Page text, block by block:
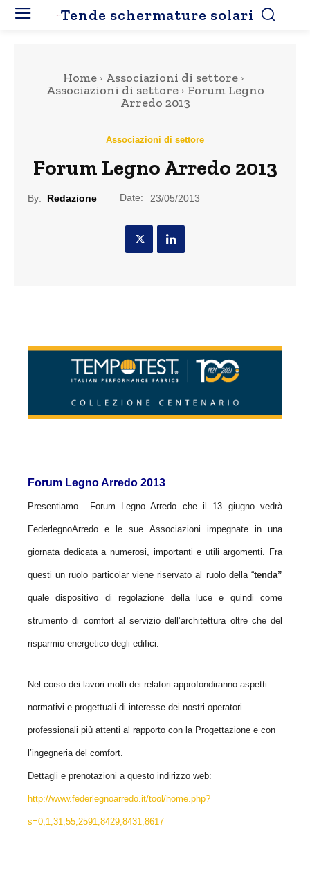
Tende schermature solari
Home
Associazioni di settore
Associazioni di settore
Forum Legno
Arredo 2013
Associazioni di settore
Forum Legno Arredo 2013
By: Redazione Date: 23/05/2013
Forum Legno Arredo 2013
Presentiamo Forum Legno Arredo che il 13 giugno vedrà
FederlegnoArredo e le sue Associazioni impegnate in una
giornata dedicata a numerosi, importanti e utili argomenti. Fra
questi un ruolo particolar viene riservato al ruolo della “tenda”
quale dispositivo di regolazione della luce e quindi come
strumento di comfort al servizio dell’architettura oltre che del
risparmio energetico degli edifici.
Nel corso dei lavori molti dei relatori approfondiranno aspetti
normativi e progettuali di interesse dei nostri operatori
professionali più attenti al rapporto con la Progettazione e con
l’ingegneria del comfort.
Dettagli e prenotazioni a questo indirizzo web:
http://www.federlegnoarredo.it/tool/home.php?
s=0,1,31,55,2591,8429,8431,8617